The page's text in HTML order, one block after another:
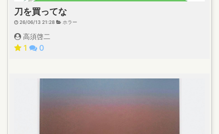
刀を買ってな
26/06/13 21:28 ホラー
高須啓二
1 0